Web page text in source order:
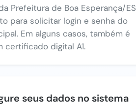
Prefeitura de Boa Esperança/ES
para solicitar login e senha do
Em alguns casos, também é
certificado digital A1.
seus dados no sistema